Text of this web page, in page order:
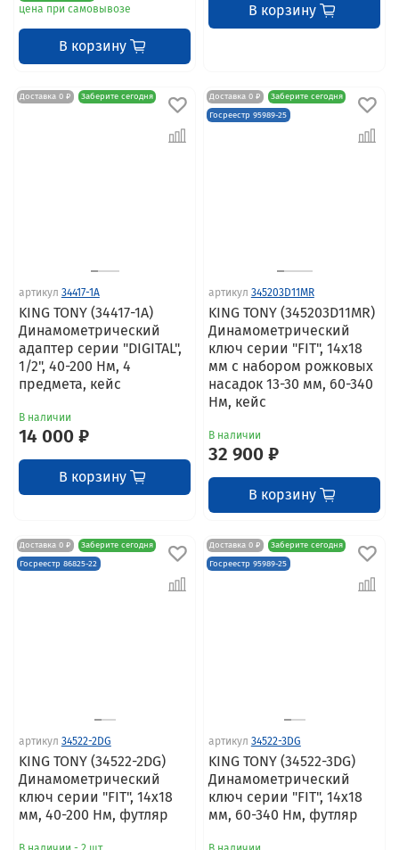
цена при самовывозе
В корзину
В корзину
Доставка 0 ₽ Заберите сегодня
артикул 34417-1A
KING TONY (34417-1A)
Динамометрический
адаптер серии "DIGITAL",
1/2", 40-200 Нм, 4
предмета, кейс
В наличии
14 000 ₽
В корзину
Доставка 0 ₽
Заберите сегодня
Госреестр 95989-25
артикул 345203D11MR
KING TONY (345203D11MR)
Динамометрический
ключ серии "FIT", 14х18
мм с набором рожковых
насадок 13-30 мм, 60-340
Нм, кейс
В наличии
32 900 ₽
В корзину
Доставка 0 ₽
Заберите сегодня
Госреестр 86825-22
артикул 34522-2DG
KING TONY (34522-2DG)
Динамометрический
ключ серии "FIT", 14х18
мм, 40-200 Нм, футляр
Доставка 0 ₽
Заберите сегодня
Госреестр 95989-25
артикул 34522-3DG
KING TONY (34522-3DG)
Динамометрический
ключ серии "FIT", 14х18
мм, 60-340 Нм, футляр